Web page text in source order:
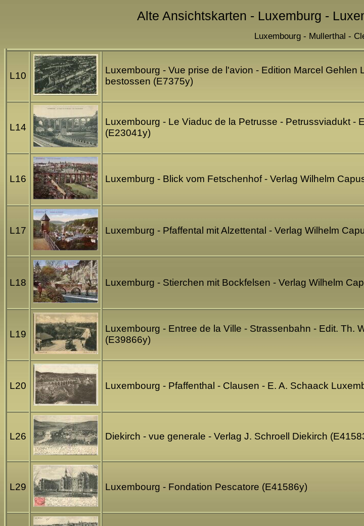
Alte Ansichtskarten - Luxemburg -
Luxembourg - Mullerthal -
L10
Luxembourg - Vue prise de l'avion - Edition Marcel
bestossen (E7375y)
L14
Luxembourg - Le Viaduc de la Petrusse - Petrussviadukt -
(E23041y)
L16 Luxemburg - Blick vom Fetschenhof - Verlag Wilhelm
L17 Luxemburg - Pfaffental mit Alzettental - Verlag Wilhelm
L18 Luxemburg - Stierchen mit Bockfelsen - Verlag Wilhelm
L19
Luxembourg - Entree de la Ville - Strassenbahn - Edit. Th.
(E39866y)
L20 Luxembourg - Pfaffenthal - Clausen - E. A. Schaack
L26 Diekirch - vue generale - Verlag J. Schroell Diekirch
L29 Luxembourg - Fondation Pescatore (E41586y)